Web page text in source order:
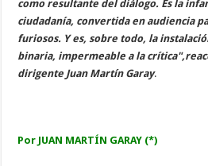
como resultante del diálogo. Es la
ciudadanía, convertida en audiencia
furiosos. Y es, sobre todo, la
binaria, impermeable a la
dirigente Juan Martín Garay.
Por JUAN MARTÍN GARAY (*)